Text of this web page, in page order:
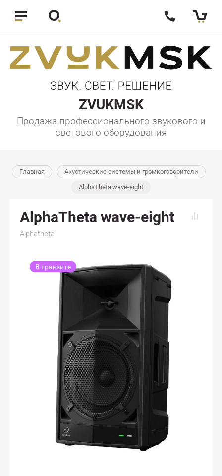
ZVUKMSK
Продажа профессионального звукового и
светового оборудования
Главная Акустические системы и громкоговорители
AlphaTheta wave-eight
AlphaTheta wave-eight
Alphatheta
В транзите